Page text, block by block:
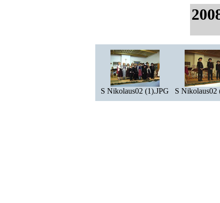
S Nikolaus02 (1).JPG S Nikolaus02